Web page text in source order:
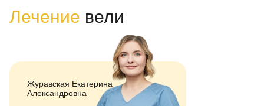
Лечение вели
Журавская Екатерина
Александровна